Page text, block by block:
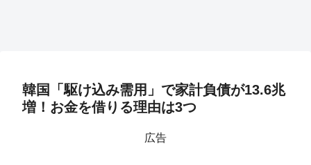
韓国「駆け込み需用」で家計負債が13.6兆
増！お金を借りる理由は3つ
広告